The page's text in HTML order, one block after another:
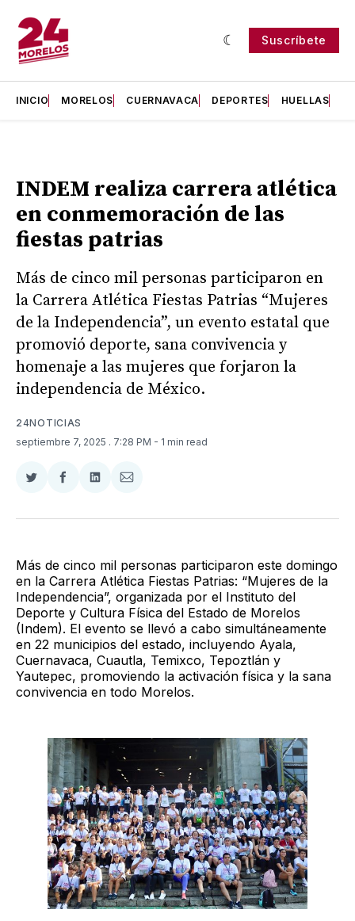
Suscríbete
INICIO MORELOS CUERNAVACA DEPORTES HUELLAS
INDEM realiza carrera atlética
en conmemoración de las
fiestas patrias
Más de cinco mil personas participaron en
la Carrera Atlética Fiestas Patrias “Mujeres
de la Independencia”, un evento estatal que
promovió deporte, sana convivencia y
homenaje a las mujeres que forjaron la
independencia de México.
24NOTICIAS
septiembre 7, 2025 . 7:28 PM - 1 min read
Compartir
Twitter
Compartir
Facebook
Compartir
LinkedIn
Compartir
Email
Más de cinco mil personas participaron este domingo
en la Carrera Atlética Fiestas Patrias: “Mujeres de la
Independencia”, organizada por el Instituto del
Deporte y Cultura Física del Estado de Morelos
(Indem). El evento se llevó a cabo simultáneamente
en 22 municipios del estado, incluyendo Ayala,
Cuernavaca, Cuautla, Temixco, Tepoztlán y
Yautepec, promoviendo la activación física y la sana
convivencia en todo Morelos.